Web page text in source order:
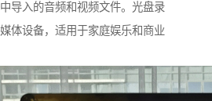
导入的音频和视频文件。光盘录
体设备，适用于家庭娱乐和商业